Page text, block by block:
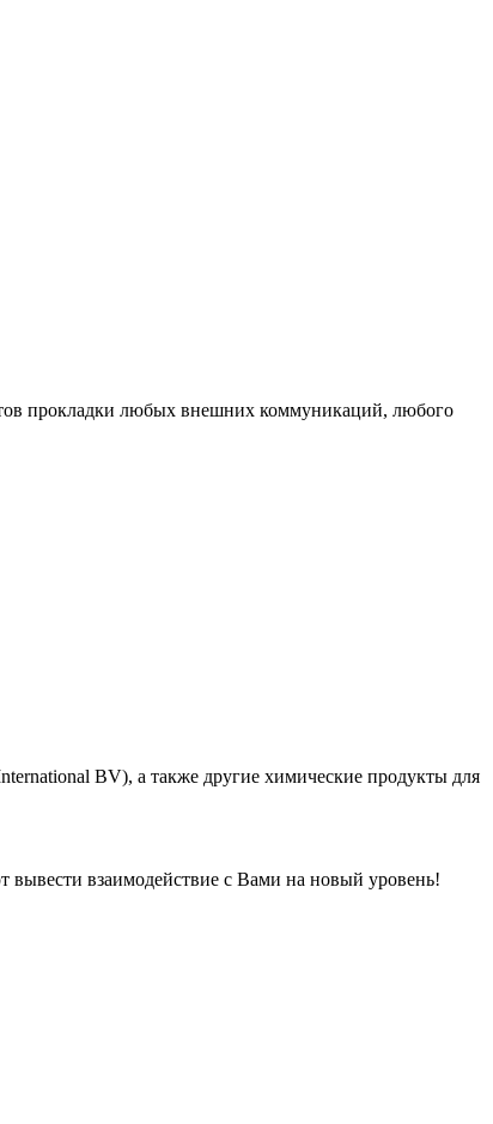
прокладки любых внешних коммуникаций, любого
BV), а также другие химические продукты для
взаимодействие с Вами на новый уровень!